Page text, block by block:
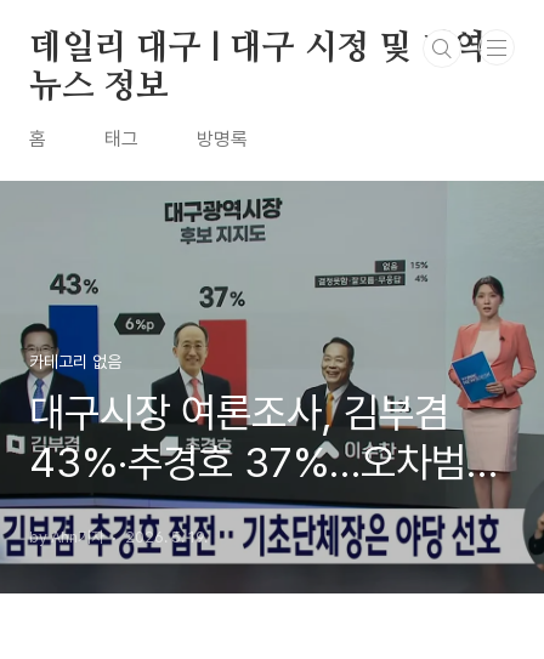
데일리 대구 | 대구 시정 및 지역
뉴스 정보
홈 태그 방명록
카테고리 없음
대구시장 여론조사, 김부겸
43%·추경호 37%…오차범위
안 접전
by Ahn기자 2026. 5. 19.